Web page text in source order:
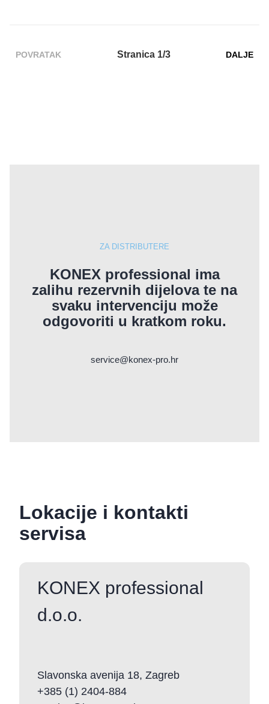
POVRATAK Stranica 1/3 DALJE
ZA DISTRIBUTERE
KONEX professional ima
zalihu rezervnih dijelova te na
svaku intervenciju može
odgovoriti u kratkom roku.
service@konex-pro.hr
Lokacije i kontakti
servisa
KONEX professional
d.o.o.
Slavonska avenija 18, Zagreb
+385 (1) 2404-884